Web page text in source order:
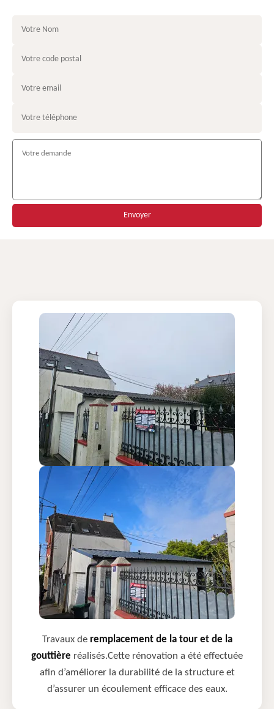
Travaux de remplacement de la tour et de la
gouttière réalisés.Cette rénovation a été effectuée
afin d’améliorer la durabilité de la structure et
d’assurer un écoulement efficace des eaux.